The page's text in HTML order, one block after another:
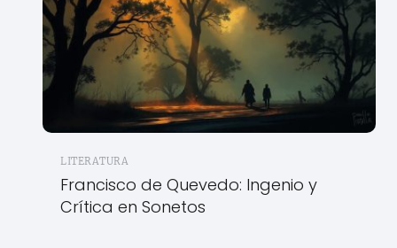
LITERATURA
Francisco de Quevedo: Ingenio y
Crítica en Sonetos